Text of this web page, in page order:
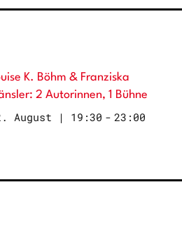
K. Böhm & Franziska
2 Autorinnen, 1 Bühne
August | 19:30 - 23:00